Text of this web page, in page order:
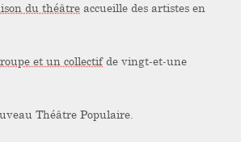
du théâtre accueille des artistes en
et un collectifde vingt-et-une
Théâtre Populaire.